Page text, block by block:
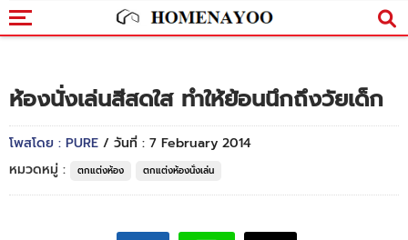
ห้องนั่งเล่นสีสดใส ทำให้ย้อนนึกถึงวัยเด็ก
โพสโดย : PURE / วันที่ : 7 February 2014
หมวดหมู่ :
ตกแต่งห้อง ตกแต่งห้องนั่งเล่น